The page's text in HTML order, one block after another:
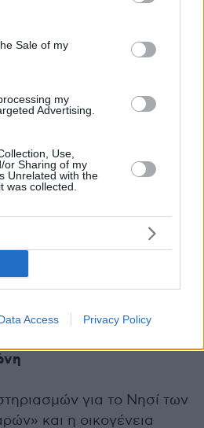
and its third-party tags to
purposes in below Google
Sale of my
my
Advertising.
Use,
or Sharing of my
Unrelated with the
was collected.
Access Privacy Policy
στην Κηφισιά που
και κατακυρώθηκε με
τιμή εκκίνησης.
επαναληπτικός
το ακίνητο της
Σωληνουργεία, μια έκταση
στη θέση Γλύφα
που
με ένα ευρώ πάνω από
5.510 εκατ. ευρώ.
μεταβίβασης και για
για το Νησί των
και η οικογένεια